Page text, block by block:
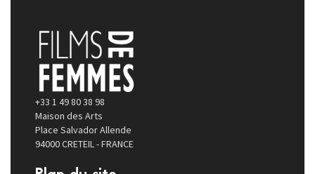
+33 1 49 80 38 98
Maison des Arts
Place Salvador Allende
94000 CRETEIL - FRANCE